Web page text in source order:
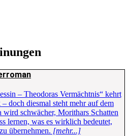
– Theodoras Vermächtnis“ kehrt
doch diesmal steht mehr auf dem
wird schwächer, Morithars Schatten
lernen, was es wirklich bedeutet,
übernehmen. [mehr...]